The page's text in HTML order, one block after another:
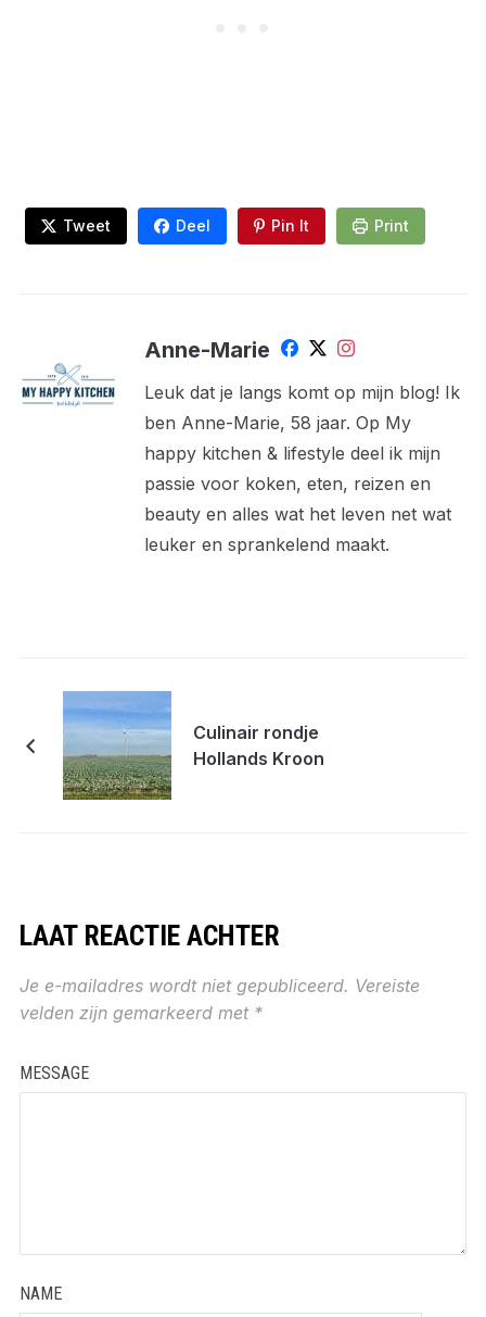
Tweet Deel Pin It Print
Anne-Marie
Leuk dat je langs komt op mijn blog! Ik
ben Anne-Marie, 58 jaar. Op My
happy kitchen & lifestyle deel ik mijn
passie voor koken, eten, reizen en
beauty en alles wat het leven net wat
leuker en sprankelend maakt.
Culinair rondje
Hollands Kroon
LAAT REACTIE ACHTER
Je e-mailadres wordt niet gepubliceerd. Vereiste
velden zijn gemarkeerd met *
MESSAGE
NAME